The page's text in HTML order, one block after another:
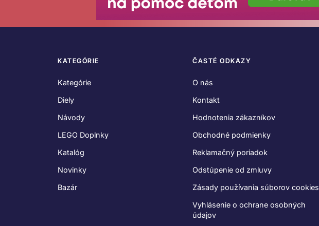
KATEGÓRIE
Kategórie
Diely
Návody
LEGO Doplnky
Katalóg
Novinky
Bazár
ČASTÉ ODKAZY
O nás
Kontakt
Hodnotenia zákazníkov
Obchodné podmienky
Reklamačný poriadok
Odstúpenie od zmluvy
Zásady používania súborov cookies
Vyhlásenie o ochrane osobných
údajov